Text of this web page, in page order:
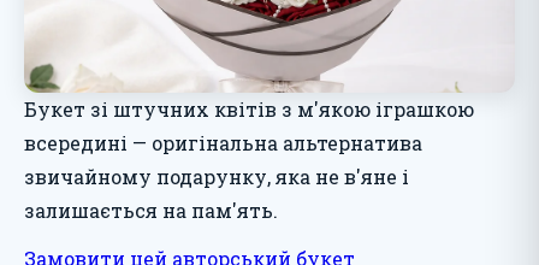
Букет зі штучних квітів з м'якою іграшкою
всередині — оригінальна альтернатива
звичайному подарунку, яка не в'яне і
залишається на пам'ять.
Замовити цей авторський букет